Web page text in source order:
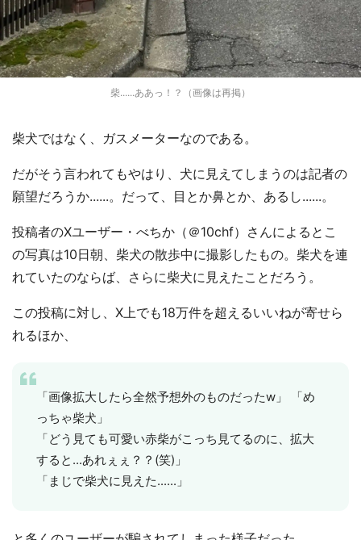
柴......ああっ！？（画像は再掲）
柴犬ではなく、ガスメーターなのである。
だがそう言われてもやはり、犬に見えてしまうのは記者の
願望だろうか......。だって、目とか鼻とか、あるし......。
投稿者のXユーザー・べちか（＠10chf）さんによるとこ
の写真は10日朝、柴犬の散歩中に撮影したもの。柴犬を連
れていたのならば、さらに柴犬に見えたことだろう。
この投稿に対し、X上でも18万件を超えるいいねが寄せら
れるほか、
「画像拡大したら全然予想外のものだったw」 「め
っちゃ柴犬」
「どう見ても可愛い赤柴がこっち見てるのに、拡大
すると...あれぇぇ？？(笑)」
「まじで柴犬に見えた......」